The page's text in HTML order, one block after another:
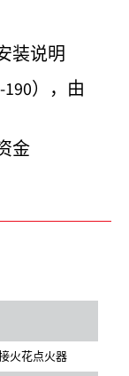
装说明
），由
金
火花点火器